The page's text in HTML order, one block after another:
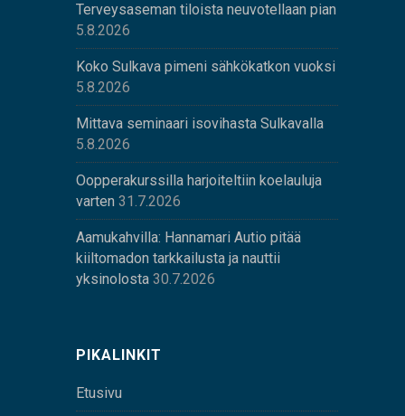
Terveysaseman tiloista neuvotellaan pian
5.8.2026
Koko Sulkava pimeni sähkökatkon vuoksi
5.8.2026
Mittava seminaari isovihasta Sulkavalla
5.8.2026
Oopperakurssilla harjoiteltiin koelauluja
varten 31.7.2026
Aamukahvilla: Hannamari Autio pitää
kiiltomadon tarkkailusta ja nauttii
yksinolosta 30.7.2026
PIKALINKIT
Etusivu